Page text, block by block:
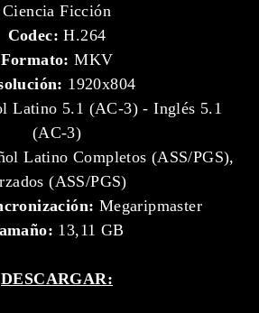
Ciencia Ficción
Codec: H.264
Formato: MKV
1920x804
Latino 5.1 (AC-3) - Inglés 5.1
(AC-3)
Latino Completos (ASS/PGS),
(ASS/PGS)
Megaripmaster
13,11 GB
DESCARGAR: